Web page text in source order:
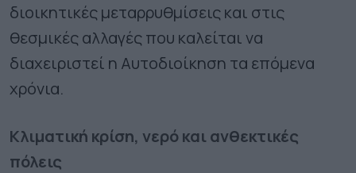
διοικητικές μεταρρυθμίσεις και στις
θεσμικές αλλαγές που καλείται να
διαχειριστεί η Αυτοδιοίκηση τα επόμενα
χρόνια.
Κλιματική κρίση, νερό και ανθεκτικές
πόλεις